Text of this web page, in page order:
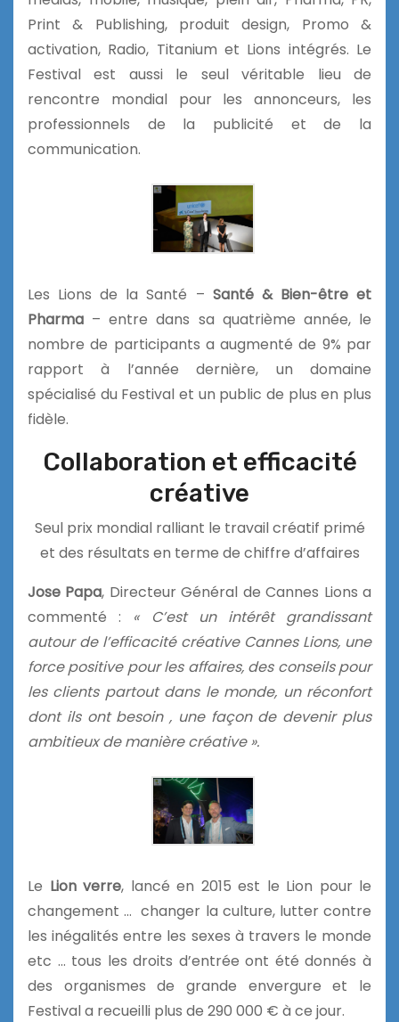
Print & Publishing, produit design, Promo &
activation, Radio, Titanium et Lions intégrés. Le
Festival est aussi le seul véritable lieu de
rencontre mondial pour les annonceurs, les
professionnels de la publicité et de la
communication.
Les Lions de la Santé – Santé & Bien-être et
Pharma – entre dans sa quatrième année, le
nombre de participants a augmenté de 9% par
rapport à l’année dernière, un domaine
spécialisé du Festival et un public de plus en plus
fidèle.
Collaboration et efficacité
créative
Seul prix mondial ralliant le travail créatif primé
et des résultats en terme de chiffre d’affaires
Jose Papa, Directeur Général de Cannes Lions a
commenté : « C’est un intérêt grandissant
autour de l’efficacité créative Cannes Lions, une
force positive pour les affaires, des conseils pour
les clients partout dans le monde, un réconfort
dont ils ont besoin , une façon de devenir plus
ambitieux de manière créative ».
Le Lion verre, lancé en 2015 est le Lion pour le
changement … changer la culture, lutter contre
les inégalités entre les sexes à travers le monde
etc … tous les droits d’entrée ont été donnés à
des organismes de grande envergure et le
Festival a recueilli plus de 290 000 € à ce jour.